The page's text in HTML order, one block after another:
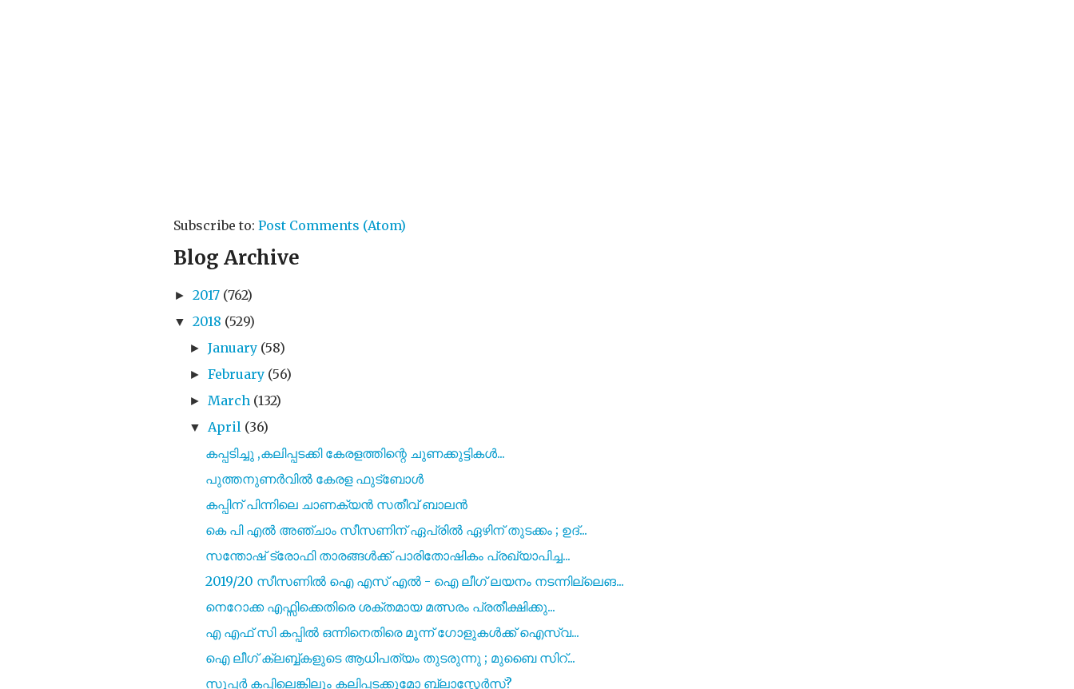
Subscribe to: Post Comments (Atom)
Blog Archive
► 2017 (762)
▼ 2018 (529)
►January (58)
►February (56)
► March (132)
▼ April (36)
കപ്പടിച്ചു ,കലിപ്പടക്കി കേരളത്തിന്റെ ചുണക്കുട്ടികൾ...
പുത്തനുണർവിൽ കേരള ഫുട്ബോൾ
കപ്പിന് പിന്നിലെ ചാണക്യൻ സതീവ് ബാലൻ
കെ പി എൽ അഞ്ചാം സീസണിന് ഏപ്രിൽ ഏഴിന് തുടക്കം ; ഉദ്...
സന്തോഷ് ട്രോഫി താരങ്ങൾക്ക് പാരിതോഷികം പ്രഖ്യാപിച്ച...
2019/20 സീസണിൽ ഐ എസ്‌ എൽ - ഐ ലീഗ് ലയനം നടന്നില്ലെങ...
നെറോക്ക എഫ്സിക്കെതിരെ ശക്തമായ മത്സരം പ്രതീക്ഷിക്കു...
എ എഫ് സി കപ്പിൽ ഒന്നിനെതിരെ മൂന്ന് ഗോളുകൾക്ക് ഐസ്വ...
ഐ ലീഗ് ക്ലബ്ബ്കളുടെ ആധിപത്യം തുടരുന്നു ; മുബൈ സിറ്...
സൂപ്പർ കപ്പിലെങ്കിലും കലിപ്പടക്കുമോ ബ്ലാസ്റ്റേർസ്?